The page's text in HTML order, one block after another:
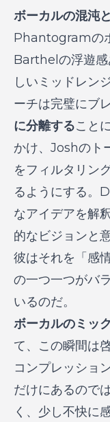
ボーカルの混沌
Phantogramの
Barthelの浮遊
しいミッドレン
ーチは完璧にブ
に分離すること
かけ、Joshのト
をフィルタリン
るようにする。
なアイデアを解
的なビジョンと
彼はそれを「感
の一つ一つがバ
いるのだ。
ボーカルのミッ
て、この瞬間は
コンプレッショ
だけにあるので
く、少し不快に